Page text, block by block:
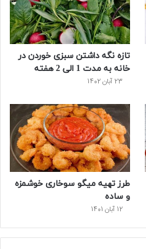
ی
س
ت
ب
س
تازه نگه داشتن سبزی خوردن در
خانه به مدت 1 الی 2 هفته
23 آبان 1402
طرز تهیه میگو سوخاری خوشمزه
و ساده
12 آبان 1401